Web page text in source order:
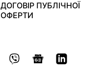
ДОГОВІР ПУБЛІЧНОЇ
ОФЕРТИ